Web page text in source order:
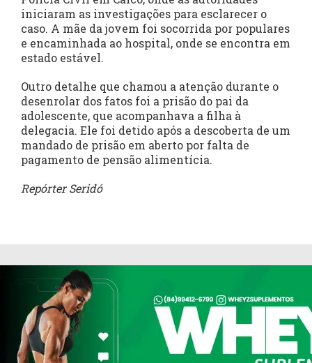
iniciaram as investigações para esclarecer o
caso. A mãe da jovem foi socorrida por populares
e encaminhada ao hospital, onde se encontra em
estado estável.
Outro detalhe que chamou a atenção durante o
desenrolar dos fatos foi a prisão do pai da
adolescente, que acompanhava a filha à
delegacia. Ele foi detido após a descoberta de um
mandado de prisão em aberto por falta de
pagamento de pensão alimentícia.
Repórter Seridó